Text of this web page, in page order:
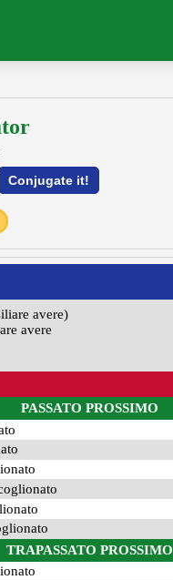
avere)
avere
PASSATO PROSSIMO
TRAPASSATO PROSSIMO